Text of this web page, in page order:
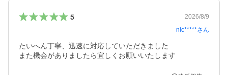
5
2026/8/9
nic*****さん
たいへん丁寧、迅速に対応していただきました
また機会がありましたら宜しくお願いいたします